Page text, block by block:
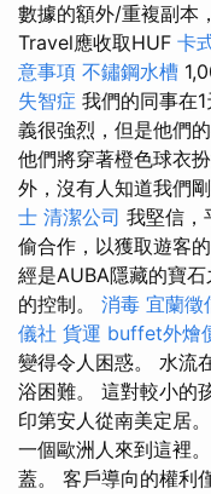
數據的額外/重複副本
Travel應收取HUF 卡
意事項 不鏽鋼水槽
失智症 我們的同事在
義很強烈，但是他們
他們將穿著橙色球衣
外，沒有人知道我們
士 清潔公司 我堅信，
偷合作，以獲取遊客的
經是AUBA隱藏的寶
的控制。 消毒 宜蘭徵
儀社 貨運 buffet外燴
變得令人困惑。 水流
浴困難。 這對較小的
印第安人從南美定居
一個歐洲人來到這裡
蓋。 客戶導向的權利